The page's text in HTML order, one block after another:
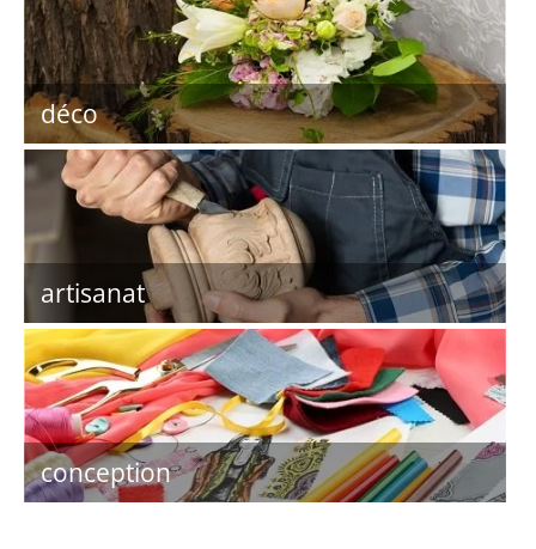
déco
artisanat
conception